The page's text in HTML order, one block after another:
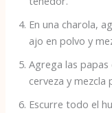
En una charola,
ajo en polvo y
Agrega las
cerveza y
Escurre todo el